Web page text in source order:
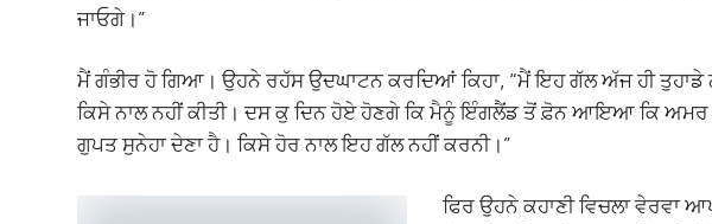
ਜਾਓਗੇ।”
ਮੈਂ ਗੰਭੀਰ ਹੋ ਗਿਆ। ਉਹਨੇ ਰਹੱਸ ਉਦਘਾਟਨ ਕਰਦਿਆਂ ਕਿਹਾ, “ਮੈਂ ਇਹ ਗੱਲ ਅੱਜ ਹੀ ਤੁਹਾਡੇ
ਕਿਸੇ ਨਾਲ ਨਹੀਂ ਕੀਤੀ। ਦਸ ਕੁ ਦਿਨ ਹੋਏ ਹੋਣਗੇ ਕਿ ਮੈਨੂੰ ਇੰਗਲੈਂਡ ਤੋਂ ਫ਼ੋਨ ਆਇਆ ਕਿ ਅਮਰ
ਗੁਪਤ ਸੁਨੇਹਾ ਦੇਣਾ ਹੈ। ਕਿਸੇ ਹੋਰ ਨਾਲ ਇਹ ਗੱਲ ਨਹੀਂ ਕਰਨੀ।”
ਫਿਰ ਉਹਨੇ ਕਹਾਣੀ ਵਿਚਲਾ